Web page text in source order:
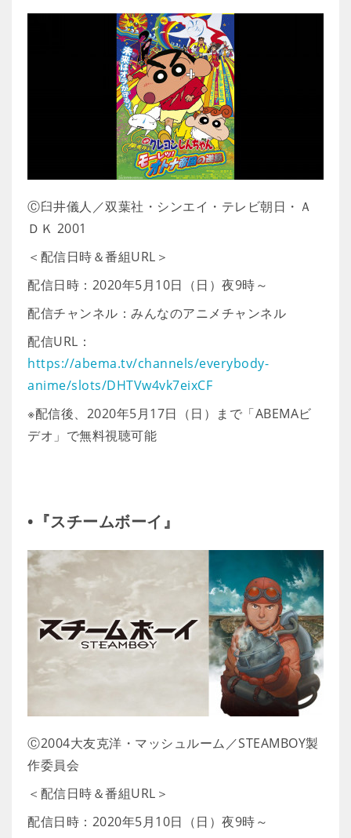
Ⓒ臼井儀人／双葉社・シンエイ・テレビ朝日・Ａ
ＤＫ 2001
＜配信日時＆番組URL＞
配信日時：2020年5月10日（日）夜9時～
配信チャンネル：みんなのアニメチャンネル
配信URL：
https://abema.tv/channels/everybody-
anime/slots/DHTVw4vk7eixCF
※配信後、2020年5月17日（日）まで「ABEMAビ
デオ」で無料視聴可能
•『スチームボーイ』
Ⓒ2004大友克洋・マッシュルーム／STEAMBOY製
作委員会
＜配信日時＆番組URL＞
配信日時：2020年5月10日（日）夜9時～